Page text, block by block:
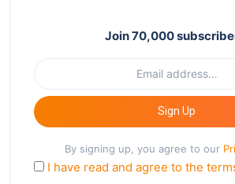
Join 70,000
Sign Up
By signing up, you agree to our
I have read and agree to the